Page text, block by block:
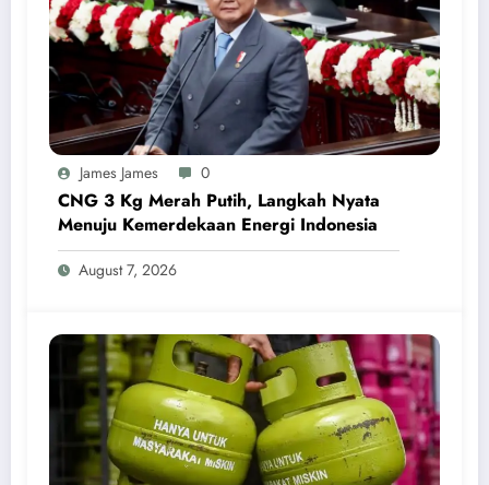
James James 0
CNG 3 Kg Merah Putih, Langkah Nyata
Menuju Kemerdekaan Energi Indonesia
August 7, 2026